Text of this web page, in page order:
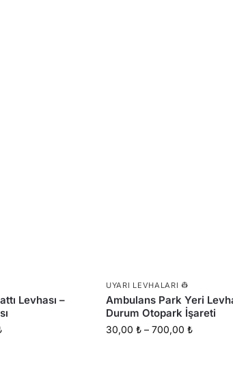
Levhası –
UYARI LEVHALARI 👷
Ambulans Park Yeri
Durum Otopark İşareti
30,00₺ –700,00₺